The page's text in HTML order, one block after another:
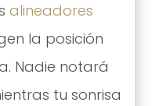
alineadores
la posición
Nadie notará
tu sonrisa